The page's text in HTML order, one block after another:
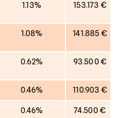
1.13% 153.173 €
1.08% 141.885 €
0.62% 93.500 €
0.46% 110.903 €
0.46% 74.500 €